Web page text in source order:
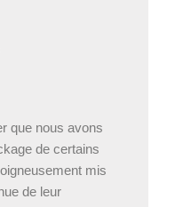
que nous avons
de certains
mis
de leur